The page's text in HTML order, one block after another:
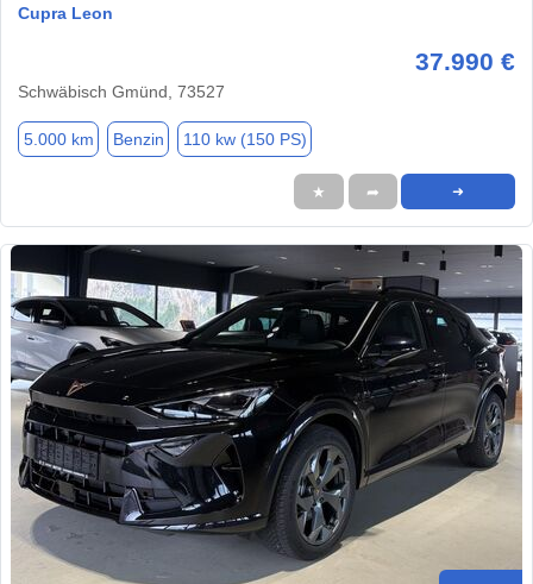
Cupra Leon
37.990 €
Schwäbisch Gmünd, 73527
5.000 km Benzin 110 kw (150 PS)
★ ➦ ➜